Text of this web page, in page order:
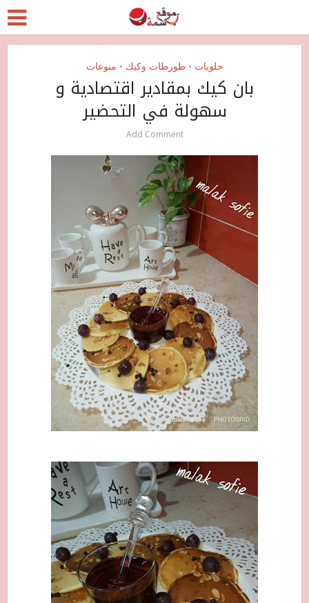
حلويات • طورطات وكيك • منوعات
بان كيك بمقادير اقتصادية و
سهولة في التحضير
Add Comment